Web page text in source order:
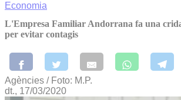
Economia
L'Empresa Familiar Andorrana fa una
per evitar contagis
Agències / Foto: M.P.
dt., 17/03/2020